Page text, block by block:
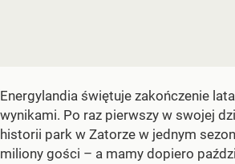
Energylandia świętuje zakończenie
wynikami. Po raz pierwszy w swojej
historii park w Zatorze w jednym
miliony gości – a mamy dopiero